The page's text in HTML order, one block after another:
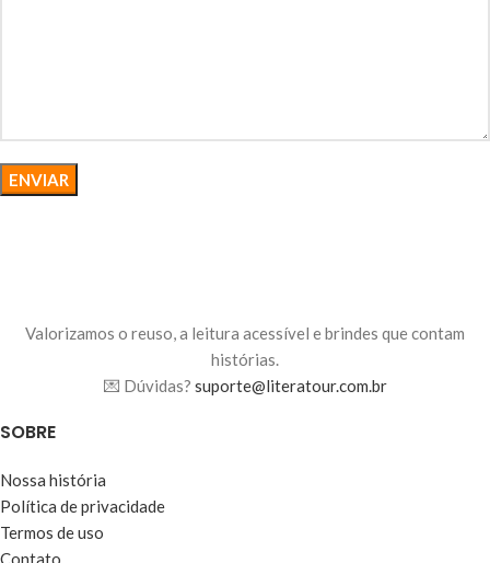
Valorizamos o reuso, a leitura acessível e brindes que contam
histórias.
💌 Dúvidas? suporte@literatour.com.br
SOBRE
Nossa história
Política de privacidade
Termos de uso
Contato